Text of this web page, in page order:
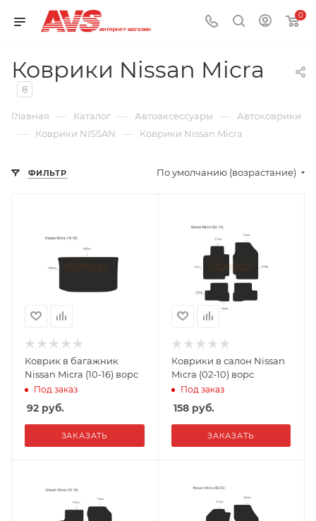
0
Коврики Nissan Micra
8
Главная — Каталог — Автоаксессуары — Автоковрики
— Коврики NISSAN — Коврики Nissan Micra
ФИЛЬТР По умолчанию (возрастание)
Коврик в багажник
Nissan Micra (10-16) ворс
Под заказ
92 руб.
ЗАКАЗАТЬ
Коврики в салон Nissan
Micra (02-10) ворс
Под заказ
158руб.
ЗАКАЗАТЬ